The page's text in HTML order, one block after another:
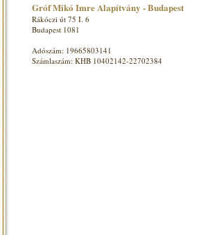
Gróf Mikó Imre Alapítvány - Budapest
Rákóczi út 75 I. 6
Budapest 1081
Adószám: 19665803141
Számlaszám: KHB 10402142-22702384